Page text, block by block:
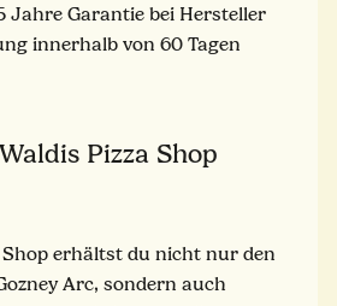
Jahre Garantie bei Hersteller
innerhalb von 60 Tagen
Pizza Shop
Shop erhältst du nicht nur den
Arc, sondern auch